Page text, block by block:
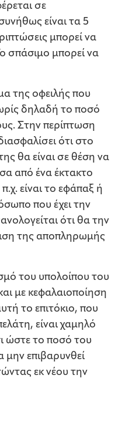
σε
είναι τα 5
μπορεί να
σπάσιμο μπορεί να
της οφειλής που
δηλαδή το ποσό
Στην περίπτωση
ότι στο
θα είναι σε θέση να
από ένα έκτακτο
είναι το εφάπαξ ή
που έχει την
ότι θα την
της αποπληρωμής
του υπολοίπου του
με κεφαλαιοποίηση
το επιτόκιο, που
είναι χαμηλό
ώστε το ποσό του
μην επιβαρυνθεί
εκ νέου την